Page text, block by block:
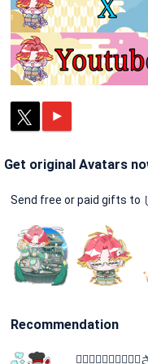
Get original Avatars
Send free or paid gifts to
Recommendation
酒⃝カ⃝ス⃝白⃝馬